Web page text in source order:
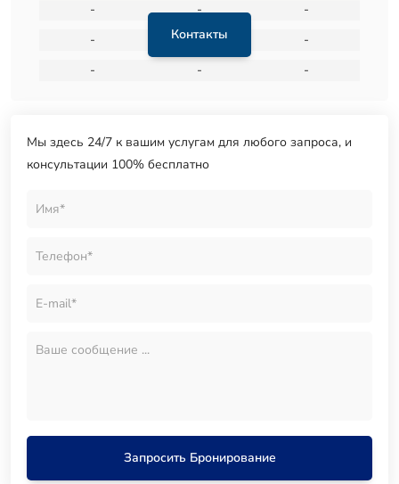
Контакты
-
-
-
-
-
-
-
- -
Мы здесь 24/7 к вашим услугам для любого запроса, и
консультации 100% бесплатно
Запросить Бронирование